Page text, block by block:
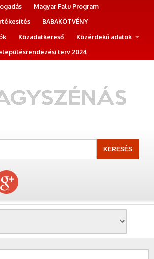
Magyar Falu Program
BABAKÖTVÉNY
Közadatkereső
Közérdekű adatok
terv 2024